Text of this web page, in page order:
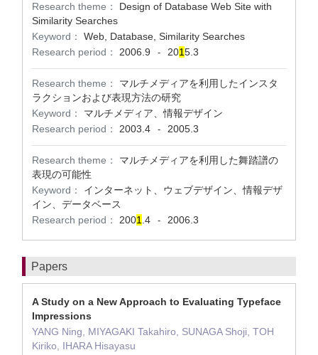
Research theme：
Design of Database Web Site with
Similarity Searches
Keyword：
Web, Database, Similarity Searches
Research period：
2006.9 - 2015.3
Research theme：
マルチメディアを利用したインスタ
ラクションおよび表現方法の研究
Keyword：
マルチメディア、情報デザイン
Research period：
2003.4 - 2005.3
Research theme：
マルチメディアを利用した舞踏譜の
表現の可能性
Keyword：
インターネット、ウェブデザイン、情報デザ
イン、データベース
Research period：
2001 .4 - 2006.3
Papers
A Study on a New Approach to Evaluating Typeface
Impressions
YANG Ning, MIYAGAKI Takahiro, SUNAGA Shoji, TOH
Kiriko, IHARA Hisayasu